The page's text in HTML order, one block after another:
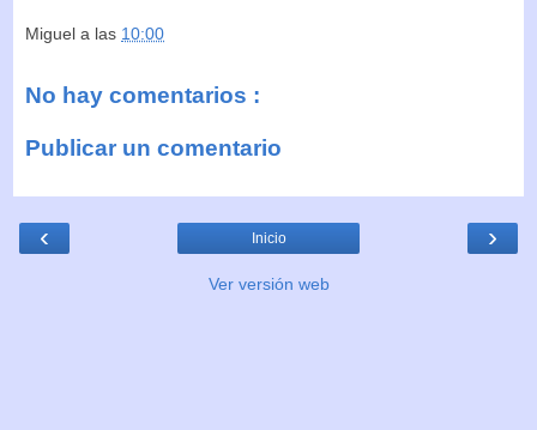
Miguel a las 10:00
No hay comentarios :
Publicar un comentario
‹ ›
Inicio
Ver versión web